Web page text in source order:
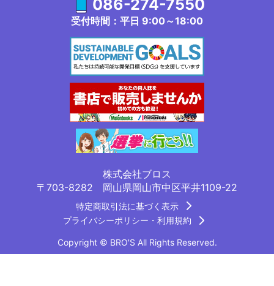
086-274-7550
受付時間：平日 9:00～18:00
株式会社ブロス
〒703-8282 岡山県岡山市中区平井1109-22
Copyright © BRO'S All Rights Reserved.
特定商取引法に基づく表示
プライバシーポリシー・利用規約